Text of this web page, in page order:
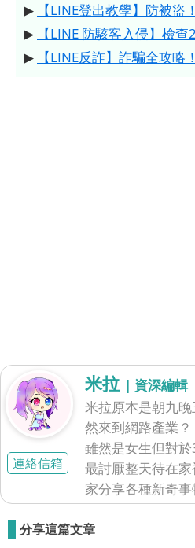
▶
【LINE登出教學】防被盜
▶
【LINE 防駭客入侵】檢
▶
【LINE反詐】詐騙全攻略
連絡信箱
米拉 | 資深編輯
米拉原本是朝九
然來到網路產業？
雖然是女生但對於
最討厭整天待在
家分享各種新奇事
分享這篇文章